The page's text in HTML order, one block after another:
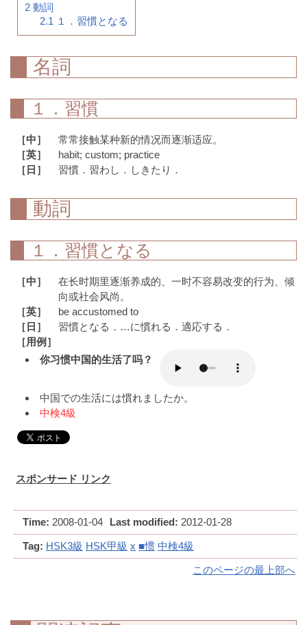
2 動詞
2.1 １．習慣となる
名詞
１．習慣
［中］
常常接触某种新的情况而逐渐适应。
［英］
habit; custom; practice
［日］
習慣．習わし．しきたり．
動詞
１．習慣となる
［中］
在长时期里逐渐养成的、一时不容易改变的行为、倾
向或社会风尚。
［英］
be accustomed to
［日］
習慣となる．…に慣れる．適応する．
［用例］
你习惯中国的生活了吗？
中国での生活には慣れましたか。
中検4級
スポンサード リンク
Time: 2008-01-04 Last modified: 2012-01-28
Tag: HSK3級 HSK甲級 x ■惯 中検4級
このページの最上部へ